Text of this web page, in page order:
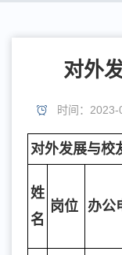
对外
时间：2023-
对外发展与校
姓
名
岗位 办公